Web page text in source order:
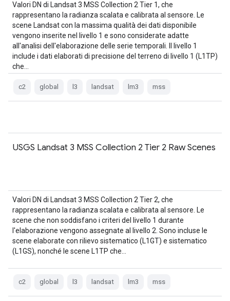
Valori DN di Landsat 3 MSS Collection 2 Tier 1, che
rappresentano la radianza scalata e calibrata al sensore. Le
scene Landsat con la massima qualità dei dati disponibile
vengono inserite nel livello 1 e sono considerate adatte
all'analisi dell'elaborazione delle serie temporali. Il livello 1
include i dati elaborati di precisione del terreno di livello 1 (L1TP)
che…
c2 global l3 landsat lm3 mss
USGS Landsat 3 MSS Collection 2 Tier 2 Raw Scenes
Valori DN di Landsat 3 MSS Collection 2 Tier 2, che
rappresentano la radianza scalata e calibrata al sensore. Le
scene che non soddisfano i criteri del livello 1 durante
l'elaborazione vengono assegnate al livello 2. Sono incluse le
scene elaborate con rilievo sistematico (L1GT) e sistematico
(L1GS), nonché le scene L1TP che…
c2 global l3 landsat lm3 mss